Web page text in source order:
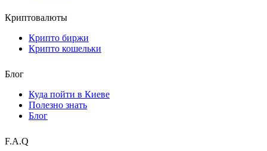
Криптовалюты
Крипто биржи
Крипто кошельки
Блог
Куда пойти в Киеве
Полезно знать
Блог
F.A.Q